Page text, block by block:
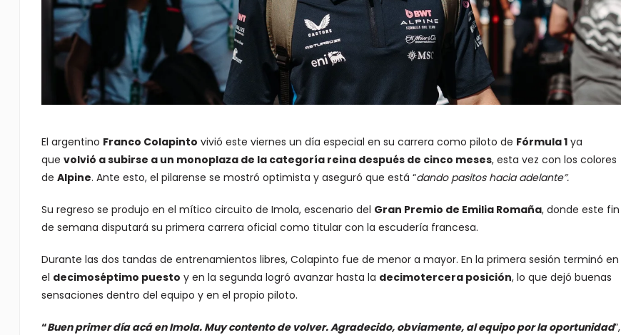
El argentino Franco Colapinto vivió este viernes un día especial en su carrera como piloto de Fórmula 1ya
que volvió a subirse a un monoplaza de la categoría reina después de cinco meses, esta vez con los colores
de Alpine. Ante esto, el pilarense se mostró optimista y aseguró que está “dando pasitos hacia adelante”.
Su regreso se produjo en el mítico circuito de Imola, escenario del Gran Premio de Emilia Romaña, donde este fin
de semana disputará su primera carrera oficial como titular con la escudería francesa.
Durante las dos tandas de entrenamientos libres, Colapinto fue de menor a mayor. En la primera sesión terminó en
el decimoséptimo puesto y en la segunda logró avanzar hasta la decimotercera posición, lo que dejó buenas
sensaciones dentro del equipo y en el propio piloto.
“Buen primer día acá en Imola. Muy contento de volver. Agradecido, obviamente, al equipo por la oportunidad”,